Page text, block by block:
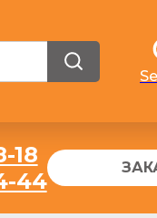
18
44